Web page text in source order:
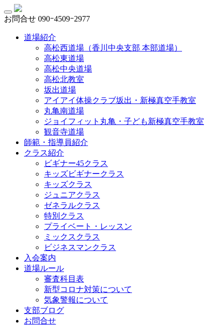
お問合せ 090ｰ4509ｰ2977
道場紹介
高松西道場（香川中央支部 本部道場）
高松東道場
高松中央道場
高松北教室
坂出道場
アイアイ体操クラブ坂出・新極真空手教室
丸亀南道場
ジョイフィット丸亀・子ども新極真空手教室
観音寺道場
師範・指導員紹介
クラス紹介
ビギナー45クラス
キッズビギナークラス
キッズクラス
ジュニアクラス
ゼネラルクラス
特別クラス
プライベート・レッスン
ミックスクラス
ビジネスマンクラス
入会案内
道場ルール
審査科目表
新型コロナ対策について
気象警報について
支部ブログ
お問合せ